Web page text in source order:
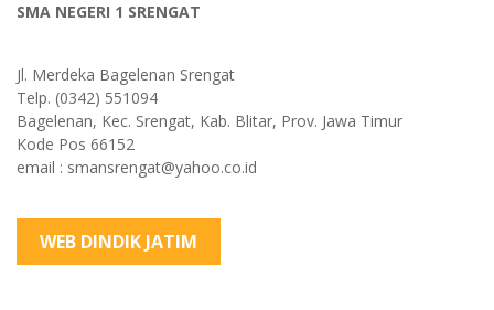
SMA NEGERI 1 SRENGAT
Jl. Merdeka Bagelenan Srengat
Telp. (0342) 551094
Bagelenan, Kec. Srengat, Kab. Blitar, Prov. Jawa Timur
Kode Pos 66152
email : smansrengat@yahoo.co.id
WEB DINDIK JATIM